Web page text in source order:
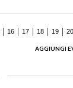
16 17 18 19
20
AGGIUNGI